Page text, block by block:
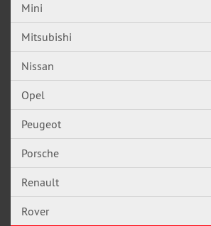
Mini
Mitsubishi
Nissan
Opel
Peugeot
Porsche
Renault
Rover